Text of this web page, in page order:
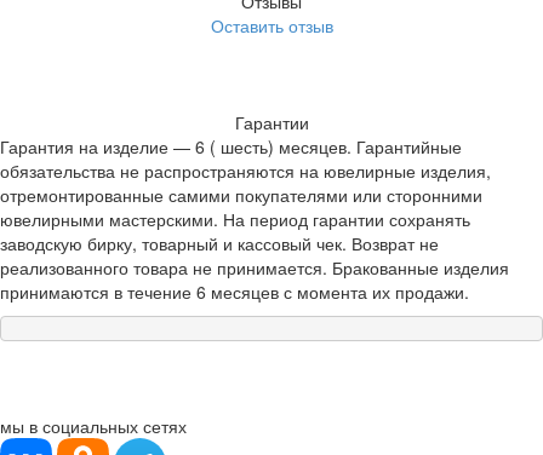
Оставить отзыв
Гарантии
Гарантия на изделие — 6 ( шесть) месяцев. Гарантийные
обязательства не распространяются на ювелирные изделия,
отремонтированные самими покупателями или сторонними
ювелирными мастерскими. На период гарантии сохранять
заводскую бирку, товарный и кассовый чек. Возврат не
реализованного товара не принимается. Бракованные изделия
принимаются в течение 6 месяцев с момента их продажи.
мы в социальных сетях